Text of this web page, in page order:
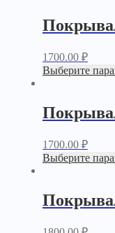
1700.00 ₽
Выберите
1700.00 ₽
Выберите